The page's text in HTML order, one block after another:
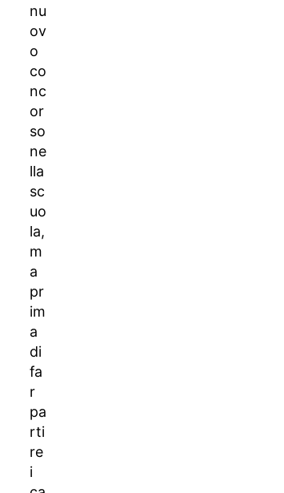
nu
ov
o
co
nc
or
so
ne
lla
sc
uo
la,
m
a
pr
im
a
di
fa
r
pa
rti
re
i